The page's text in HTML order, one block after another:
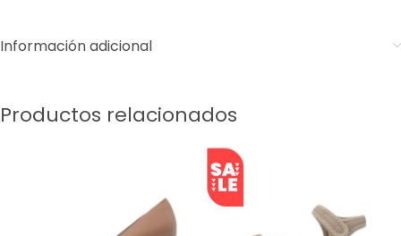
Información adicional
Productos relacionados